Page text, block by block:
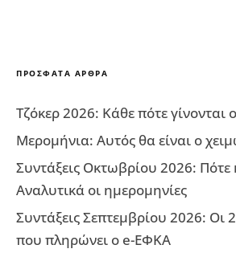
ΠΡΌΣΦΑΤΑ ΆΡΘΡΑ
Τζόκερ 2026: Κάθε πότε γίνονται
Μερομήνια: Αυτός θα είναι ο
Συντάξεις Οκτωβρίου 2026: Πότε
Αναλυτικά οι ημερομηνίες
Συντάξεις Σεπτεμβρίου 2026: Οι
που πληρώνει ο e-ΕΦΚΑ